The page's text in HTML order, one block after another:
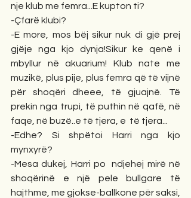
nje klub me femra...E kupton ti?
-Çfarë klubi?
-E more, mos bëj sikur nuk di gjë prej
gjëje nga kjo dynja!Sikur ke qenë i
mbyllur në akuarium! Klub nate me
muzikë, plus pije, plus femra që të vijnë
për shoqëri dheee, të gjuajnë. Të
prekin nga trupi, të puthin në qafë, në
faqe, në buzë..e të tjera, e  të tjera...
-Edhe? Si shpëtoi Harri nga kjo
mynxyrë?
-Mesa dukej, Harri po  ndjehej mirë në
shoqërinë e një pele bullgare të
hajthme, me gjokse-ballkone për saksi,